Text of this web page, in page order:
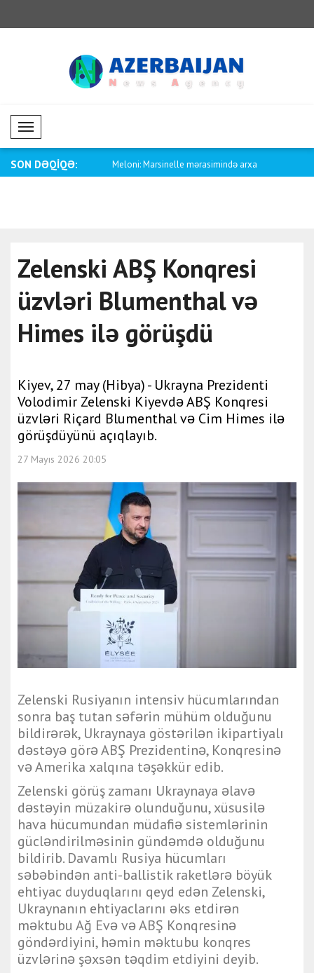
Mobil Menü
SON DƏQİQƏ:
Zelandiya arasında Meloni: Marsinelle mərasimində arxa
Zelenski ABŞ Konqresi
üzvləri Blumenthal və
Himes ilə görüşdü
Kiyev, 27 may (Hibya) - Ukrayna Prezidenti
Volodimir Zelenski Kiyevdə ABŞ Konqresi
üzvləri Riçard Blumenthal və Cim Himes ilə
görüşdüyünü açıqlayıb.
27 Mayıs 2026 20:05
Zelenski Rusiyanın intensiv hücumlarından
sonra baş tutan səfərin mühüm olduğunu
bildirərək, Ukraynaya göstərilən ikipartiyalı
dəstəyə görə ABŞ Prezidentinə, Konqresinə
və Amerika xalqına təşəkkür edib.
Zelenski görüş zamanı Ukraynaya əlavə
dəstəyin müzakirə olunduğunu, xüsusilə
hava hücumundan müdafiə sistemlərinin
gücləndirilməsinin gündəmdə olduğunu
bildirib. Davamlı Rusiya hücumları
səbəbindən anti-ballistik raketlərə böyük
ehtiyac duyduqlarını qeyd edən Zelenski,
Ukraynanın ehtiyaclarını əks etdirən
məktubu Ağ Evə və ABŞ Konqresinə
göndərdiyini, həmin məktubu konqres
üzvlərinə şəxsən təqdim etdiyini deyib.